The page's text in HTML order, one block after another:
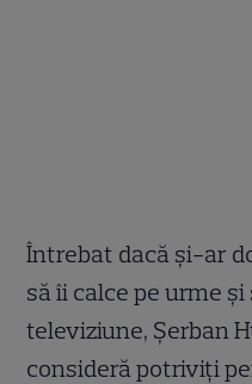
Întrebat dacă și-ar
să îi calce pe urme
televiziune, Șerban
consideră potriviți